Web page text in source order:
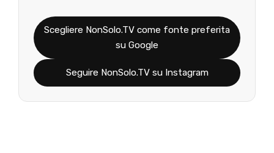
Scegliere NonSolo.TV come fonte preferita
su Google
Seguire NonSolo.TV su Instagram